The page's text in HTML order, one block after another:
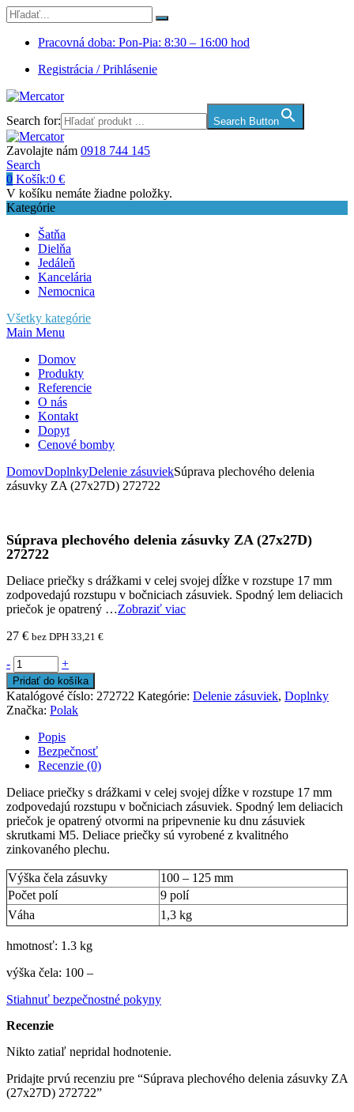
Pracovná doba: Pon-Pia: 8:30 – 16:00 hod
Registrácia / Prihlásenie
Search for: Search Button
Zavolajte nám 0918 744 145
Search
0 Košík:0 €
V košíku nemáte žiadne položky.
Kategórie
Šatňa
Dielňa
Jedáleň
Kancelária
Nemocnica
Všetky kategórie
Main Menu
Domov
Produkty
Referencie
O nás
Kontakt
Dopyt
Cenové bomby
DomovDoplnkyDelenie zásuviekSúprava plechového delenia
zásuvky ZA (27x27D) 272722
Súprava plechového delenia zásuvky ZA (27x27D)
272722
Deliace priečky s drážkami v celej svojej dĺžke v rozstupe 17 mm
zodpovedajú rozstupu v bočniciach zásuviek. Spodný lem deliacich
priečok je opatrený …Zobraziť viac
27 € bez DPH 33,21 €
- +
Pridať do košíka
Katalógové číslo: 272722 Kategórie: Delenie zásuviek, Doplnky
Značka: Polak
Popis
Bezpečnosť
Recenzie (0)
Deliace priečky s drážkami v celej svojej dĺžke v rozstupe 17 mm
zodpovedajú rozstupu v bočniciach zásuviek. Spodný lem deliacich
priečok je opatrený otvormi na pripevnenie ku dnu zásuviek
skrutkami M5. Deliace priečky sú vyrobené z kvalitného
zinkovaného plechu.
Výška čela zásuvky
100 – 125 mm
Počet polí
9 polí
Váha
1,3 kg
hmotnosť: 1.3 kg
výška čela: 100 –
Stiahnuť bezpečnostné pokyny
Recenzie
Nikto zatiaľ nepridal hodnotenie.
Pridajte prvú recenziu pre “Súprava plechového delenia zásuvky ZA
(27x27D) 272722”